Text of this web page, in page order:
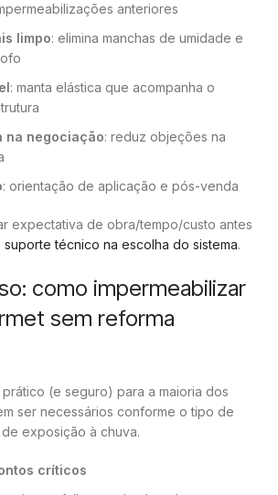
anteriores
limpo: elimina manchas de umidade e
: manta elástica que acompanha o
na negociação: reduz objeções na
: orientação de aplicação e pós-venda
expectativa de obra/tempo/custo antes
suporte técnico na escolha do sistema.
como impermeabilizar
sem reforma
(e seguro) para a maioria dos
ser necessários conforme o tipo de
exposição à chuva.
críticos